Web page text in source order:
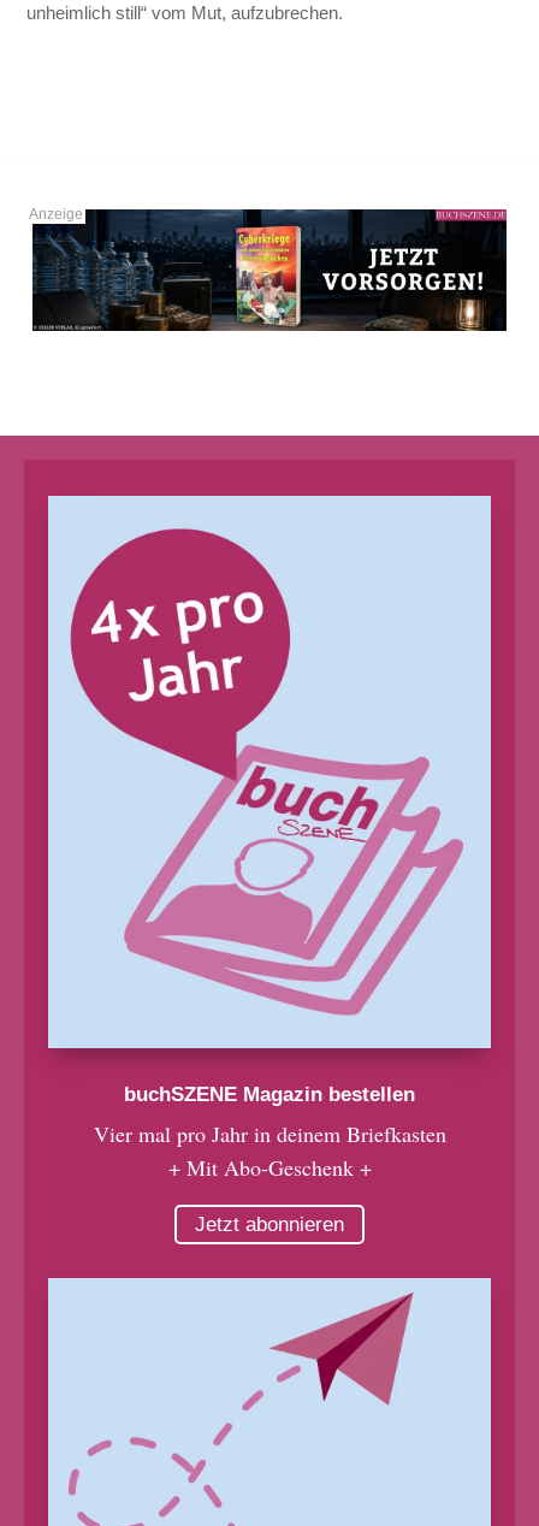
unheimlich still“ vom Mut, aufzubrechen.
buchSZENE Magazin bestellen
Vier mal pro Jahr in deinem Briefkasten
+ Mit Abo-Geschenk +
Jetzt abonnieren